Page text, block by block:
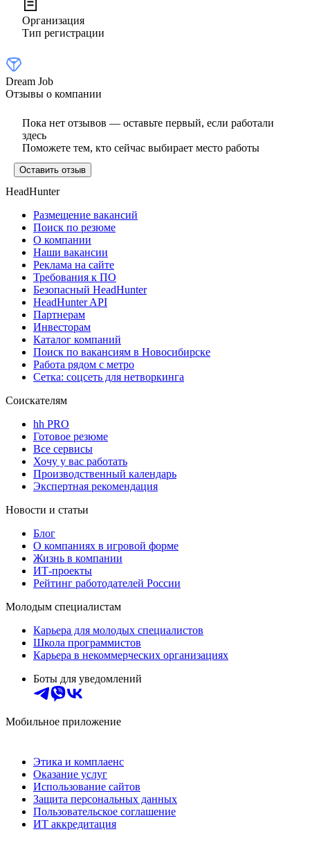
Организация
Тип регистрации
Dream Job
Отзывы о компании
Пока нет отзывов — оставьте первый, если работали
здесь
Поможете тем, кто сейчас выбирает место работы
Оставить отзыв
HeadHunter
Размещение вакансий
Поиск по резюме
О компании
Наши вакансии
Реклама на сайте
Требования к ПО
Безопасный HeadHunter
HeadHunter API
Партнерам
Инвесторам
Каталог компаний
Поиск по вакансиям в Новосибирске
Работа рядом с метро
Сетка: соцсеть для нетворкинга
Соискателям
hh PRO
Готовое резюме
Все сервисы
Хочу у вас работать
Производственный календарь
Экспертная рекомендация
Новости и статьи
Блог
О компаниях в игровой форме
Жизнь в компании
ИТ-проекты
Рейтинг работодателей России
Молодым специалистам
Карьера для молодых специалистов
Школа программистов
Карьера в некоммерческих организациях
Боты для уведомлений
Мобильное приложение
Этика и комплаенс
Оказание услуг
Использование сайтов
Защита персональных данных
Пользовательское соглашение
ИТ аккредитация